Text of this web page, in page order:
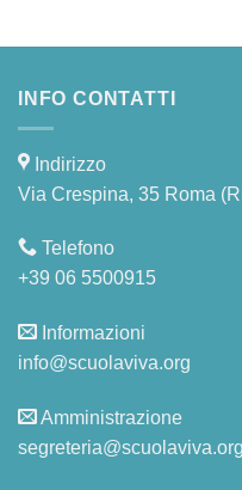
INFO CONTATTI
Indirizzo
Via Crespina, 35 Roma
Telefono
+39 06 5500915
Informazioni
info@scuolaviva.org
Amministrazione
segreteria@scuolaviva.org